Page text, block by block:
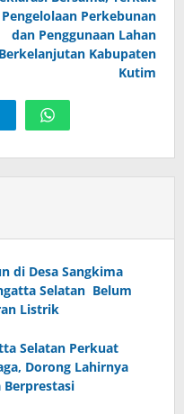
Pengelolaan Perkebunan
dan Penggunaan Lahan
Berkelanjutan Kabupaten
Kutim
di Desa Sangkima
Selatan Belum
Listrik
Selatan Perkuat
Dorong Lahirnya
Berprestasi